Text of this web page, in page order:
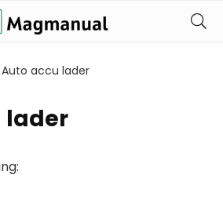
Auto accu lader
lader